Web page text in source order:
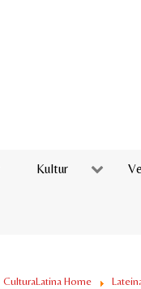
Kultur
CulturaLatina Home